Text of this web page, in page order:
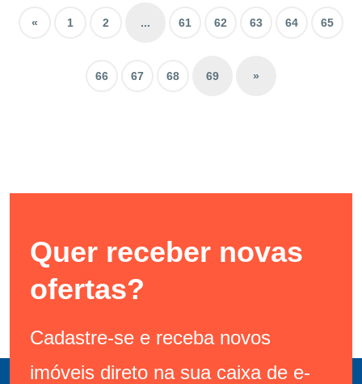
« 1 2 ... 61 62 63 64 65
66 67 68 69 »
Quer receber novas
ofertas?
Cadastre-se e receba novos
imóveis direto na sua caixa de e-